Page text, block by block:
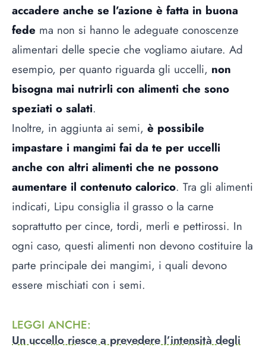
accadere anche se l’azione è fatta in buona
fede ma non si hanno le adeguate conoscenze
alimentari delle specie che vogliamo aiutare. Ad
esempio, per quanto riguarda gli uccelli, non
bisogna mai nutrirli con alimenti che sono
speziati o salati.
Inoltre, in aggiunta ai semi, è possibile
impastare i mangimi fai da te per uccelli
anche con altri alimenti che ne possono
aumentare il contenuto calorico. Tra gli alimenti
indicati, Lipu consiglia il grasso o la carne
soprattutto per cince, tordi, merli e pettirossi. In
ogni caso, questi alimenti non devono costituire la
parte principale dei mangimi, i quali devono
essere mischiati con i semi.
LEGGI ANCHE:
Un uccello riesce a prevedere l’intensità degli